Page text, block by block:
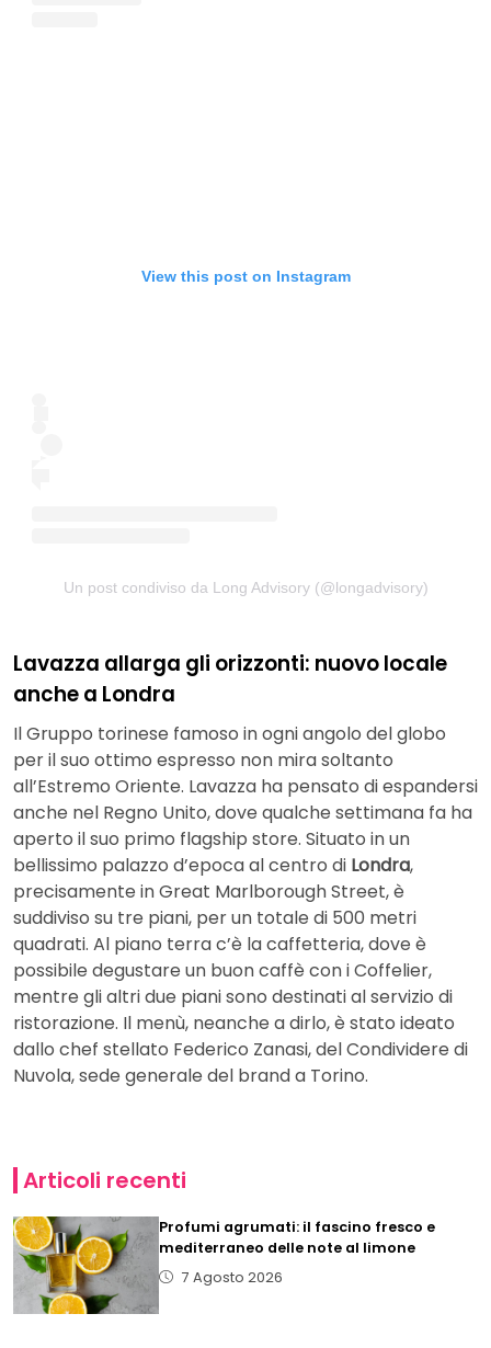
View this post on Instagram
Un post condiviso da Long Advisory (@longadvisory)
Lavazza allarga gli orizzonti: nuovo locale
anche a Londra
Il Gruppo torinese famoso in ogni angolo del globo
per il suo ottimo espresso non mira soltanto
all’Estremo Oriente. Lavazza ha pensato di espandersi
anche nel Regno Unito, dove qualche settimana fa ha
aperto il suo primo flagship store. Situato in un
bellissimo palazzo d’epoca al centro di Londra,
precisamente in Great Marlborough Street, è
suddiviso su tre piani, per un totale di 500 metri
quadrati. Al piano terra c’è la caffetteria, dove è
possibile degustare un buon caffè con i Coffelier,
mentre gli altri due piani sono destinati al servizio di
ristorazione. Il menù, neanche a dirlo, è stato ideato
dallo chef stellato Federico Zanasi, del Condividere di
Nuvola, sede generale del brand a Torino.
Articoli recenti
Profumi agrumati: il fascino fresco e
mediterraneo delle note al limone
7 Agosto 2026